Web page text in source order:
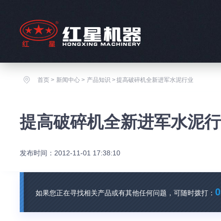
首页 > 新闻中心 > 产品知识 >提高破碎机全新进军水泥行业
提高破碎机全新进军水泥
发布时间：2012-11-01 17:38:10
如果您正在寻找相关产品或有其他任何问题，可随时拨打：